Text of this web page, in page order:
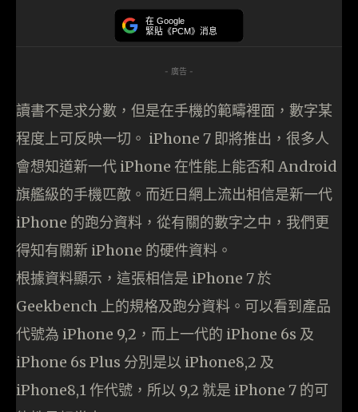
在 Google
緊貼《PCM》消息
- 廣告 -
讀書不是求分數，但是在手機的範疇裡面，數字某
程度上可反映一切。 iPhone 7 即將推出，很多人
會想知道新一代 iPhone 在性能上能否和 Android
旗艦級的手機匹敵。而近日網上流出相信是新一代
iPhone 的跑分資料，從有關的數字之中，我們更
得知有關新 iPhone 的硬件資料。
根據資料顯示， 這張相信是 iPhone 7 於
Geekbench 上的規格及跑分資料。可以看到產品
代號為 iPhone 9,2，而上一代的 iPhone 6s 及
iPhone 6s Plus 分別是以 iPhone8,2 及
iPhone8,1 作代號，所以 9,2 就是 iPhone 7 的可